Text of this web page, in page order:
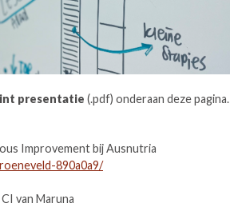
presentatie (.pdf) onderaan deze pagina.
Improvement bij Ausnutria
890a0a9/
van Maruna